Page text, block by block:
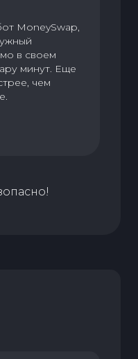
MoneySwap,
в своем
минут. Еще
чем